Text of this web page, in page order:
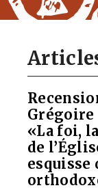
Grégoire
«La foi,
de
esquisse